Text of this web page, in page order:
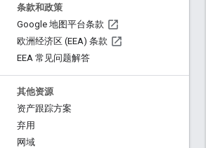
条款和政策
Google 地图平台条款
欧洲经济区 (EEA) 条款
EEA 常见问题解答
其他资源
资产跟踪方案
弃用
网域